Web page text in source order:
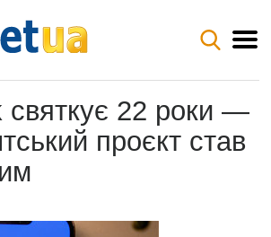
святкує 22 роки —
проєкт став